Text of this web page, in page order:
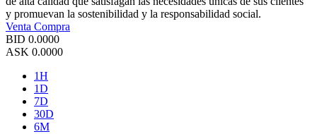
y promuevan la sostenibilidad y la responsabilidad social.
Venta Compra
BID 0.0000
ASK 0.0000
1H
1D
7D
30D
6M